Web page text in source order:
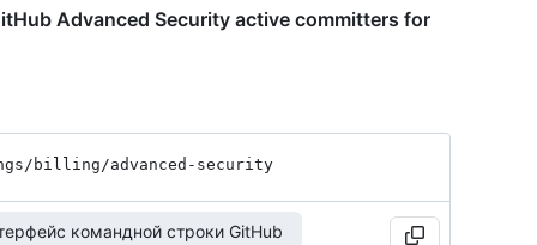
Advanced Security active committers for
/billing/advanced-security
командной строки GitHub